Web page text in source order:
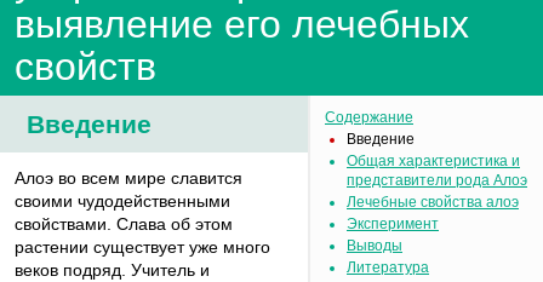
выявление его лечебных
свойств
Содержание
Введение
Общая характеристика и
представители рода Алоэ
Лечебные свойства алоэ
Эксперимент
Выводы
Литература
Введение
Алоэ во всем мире славится
своими чудодейственными
свойствами. Слава об этом
растении существует уже много
веков подряд. Учитель и